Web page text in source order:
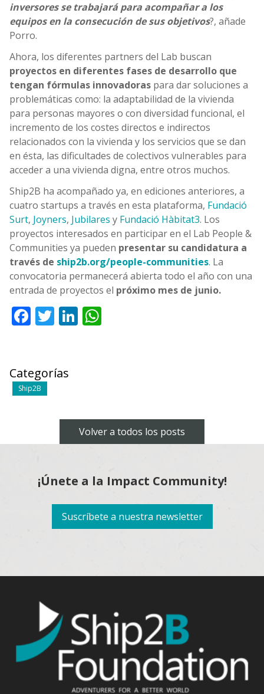
inversores se trabajará para acompañar a los
equipos en la consecución de sus objetivos?, añade
Porro.
Ahora, los diferentes partners del Lab buscan
proyectos en diferentes fases de desarrollo que
tengan fórmulas innovadoras para dar soluciones a
problemáticas como: la adaptabilidad de la vivienda
para personas mayores o con diversidad funcional, el
incremento de los costes directos e indirectos
relacionados con la vivienda y los servicios que se dan
en ésta, las dificultades de colectivos vulnerables para
acceder a una vivienda digna, entre otros muchos.
Ship2B ha acompañado ya, en ediciones anteriores, a
cuatro startups a través en esta plataforma, Fundació
Surt, Joyners, Jubilares y Fundació Hàbitat3. Los
proyectos interesados en participar en el Lab People &
Communities ya pueden presentar su candidatura a
través de ship2b.org/people-communities. La
convocatoria permanecerá abierta todo el año con una
entrada de proyectos el próximo mes de junio.
Facebook
TwitterLinkedIn
Categorías
Ship2B
Volver a todos los posts
¡Únete a la Impact Community!
Suscríbete a nuestra newsletter